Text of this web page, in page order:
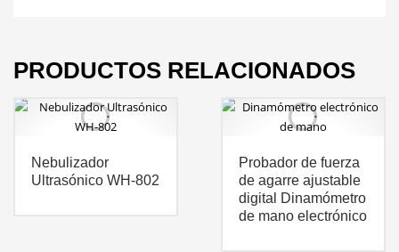
PRODUCTOS RELACIONADOS
Nebulizador
Ultrasónico WH-802
Probador de fuerza
de agarre ajustable
digital Dinamómetro
de mano electrónico